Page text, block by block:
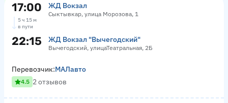
17:00 ЖД Вокзал
Сыктывкар, улица Морозова, 1
5 ч 15 м
в пути
22:15 ЖД Вокзал "Вычегодский"
Вычегодский, улицаТеатральная, 2Б
Перевозчик:МАЛавто
4.5 2 отзывов